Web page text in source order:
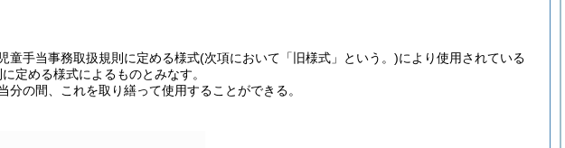
童手当事務取扱規則に定める様式(次項において「旧様式」という。)により使用されている
定める様式によるものとみなす。
の間、これを取り繕って使用することができる。